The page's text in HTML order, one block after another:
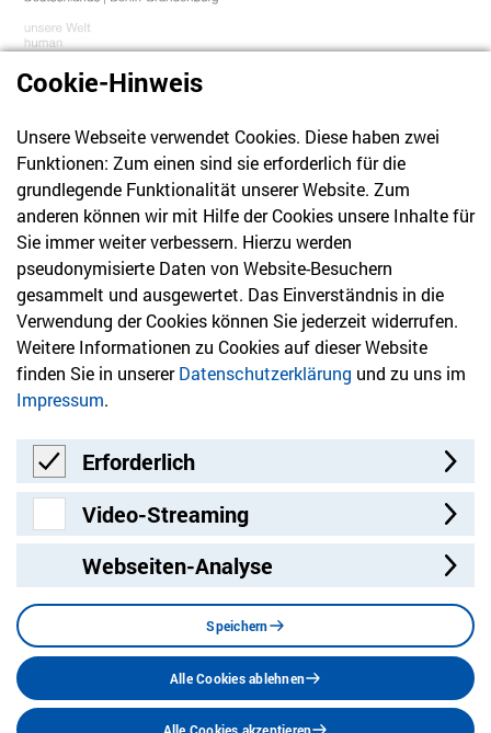
030 61 39 04 10
info@hvd-bb.de
Newsletter
Bleiben Sie mit unserem Newsletter auf dem aktuellsten
Stand mit Themen, die Sie interessieren.
Jetzt anmelden
Besuchen Sie uns auf:
Instagram
Datenschutz Impressum
Barrierefreiheit
Cookie-Hinweis
Unsere Webseite verwendet Cookies. Diese haben zwei
Funktionen: Zum einen sind sie erforderlich für die
grundlegende Funktionalität unserer Website. Zum
anderen können wir mit Hilfe der Cookies unsere Inhalte für
Sie immer weiter verbessern. Hierzu werden
pseudonymisierte Daten von Website-Besuchern
gesammelt und ausgewertet. Das Einverständnis in die
Verwendung der Cookies können Sie jederzeit widerrufen.
Weitere Informationen zu Cookies auf dieser Website
finden Sie in unsererDatenschutzerklärung und zu uns im
Impressum.
Erforderlich
Erforderlich
Video-Streaming
Video-Streaming
Webseiten-Analyse
Speichern
Alle Cookies ablehnen